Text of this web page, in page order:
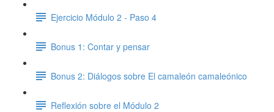
Ejercicio Módulo 2 - Paso 4
Bonus 1: Contar y pensar
Bonus 2: Diálogos sobre El camaleón camaleónico
Reflexión sobre el Módulo 2